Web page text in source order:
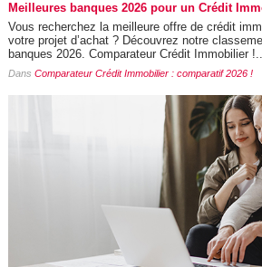
Meilleures banques 2026 pour un Crédit
Vous recherchez la meilleure offre de crédit
votre projet d’achat ? Découvrez notre
banques 2026. Comparateur Crédit Immobilier
Dans Comparateur Crédit Immobilier : comparatif 2026 !